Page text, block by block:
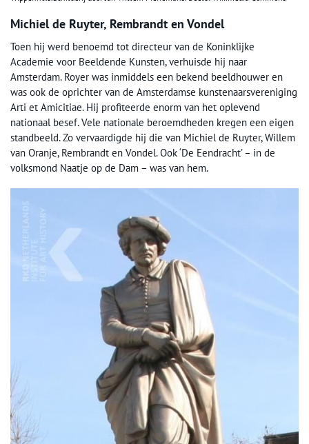
Michiel de Ruyter, Rembrandt en Vondel
Toen hij werd benoemd tot directeur van de Koninklijke
Academie voor Beeldende Kunsten, verhuisde hij naar
Amsterdam. Royer was inmiddels een bekend beeldhouwer en
was ook de oprichter van de Amsterdamse kunstenaarsvereniging
Arti et Amicitiae. Hij profiteerde enorm van het oplevend
nationaal besef. Vele nationale beroemdheden kregen een eigen
standbeeld. Zo vervaardigde hij die van Michiel de Ruyter, Willem
van Oranje, Rembrandt en Vondel. Ook ‘De Eendracht’ – in de
volksmond Naatje op de Dam – was van hem.